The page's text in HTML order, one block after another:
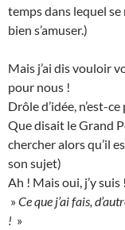
temps dans lequel
bien s’amuser.)
Mais j’ai dis vouloir
pour nous !
Drôle d’idée, n’est-
Que disait le Grand
chercher alors qu’il
son sujet)
Ah ! Mais oui, j’y suis !
»Ce que j’ai fais,
! »